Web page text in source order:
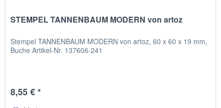
STEMPEL TANNENBAUM MODERN von artoz
Stempel TANNENBAUM MODERN von artoz, 60 x 60 x 19 mm,
Buche Artikel-Nr. 137606-241
8,55 € *